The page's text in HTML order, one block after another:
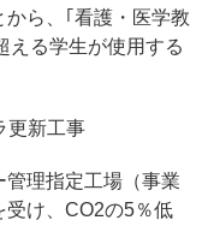
ら、｢看護・医学教
える学生が使用する
更新工事
理指定工場（事業
受け、CO2の5％低